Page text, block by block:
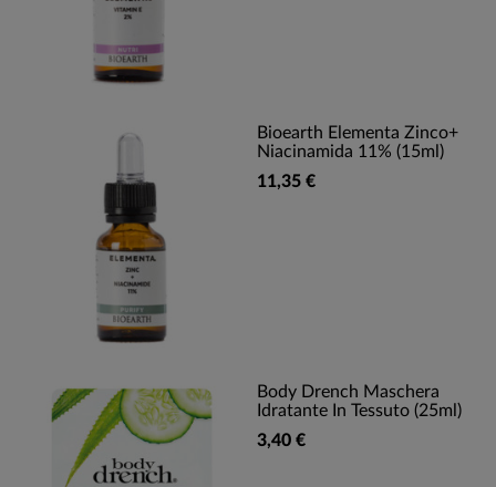
Bioearth Elementa Zinco+
Niacinamida 11% (15ml)
11,35 €
Body Drench Maschera
Idratante In Tessuto (25ml)
3,40 €